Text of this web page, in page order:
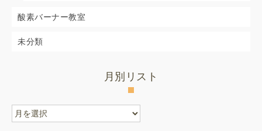
酸素バーナー教室
未分類
月別リスト
月
別